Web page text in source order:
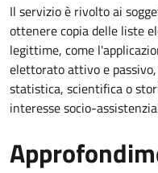
Il servizio è rivolto ai
ottenere copia delle liste
legittime, come
elettorato attivo e
statistica, scientifica o
interesse socio-